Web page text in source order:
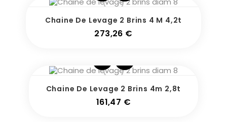
PackChaine De Levage 2 Brins 4 M 4,2t
273,26 €
PackChaine De Levage 2 Brins 4m 2,8t
161,47 €